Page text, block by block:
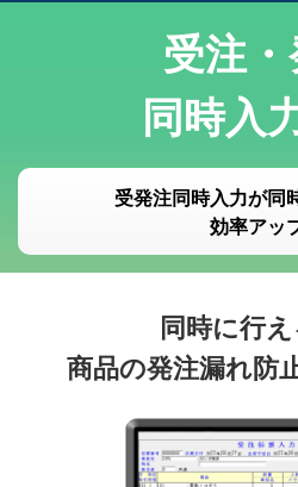
受注
同時入
受発注同時入力が同
効率アッ
同時に行
商品の発注漏れ防